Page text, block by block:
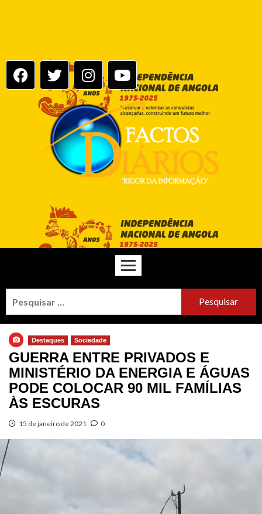
Destaques Sociedade
GUERRA ENTRE PRIVADOS E
MINISTÉRIO DA ENERGIA E ÁGUAS
PODE COLOCAR 90 MIL FAMÍLIAS
ÀS ESCURAS
15 de janeiro de 2021 0